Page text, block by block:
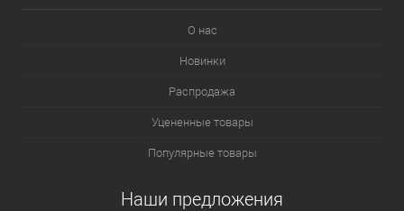
О нас
Новинки
Распродажа
Уцененные товары
Популярные товары
Наши предложения